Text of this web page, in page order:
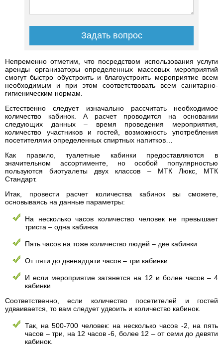
Непременно отметим, что посредством использования услуги
аренды организаторы определенных массовых мероприятий
смогут быстро обустроить и благоустроить мероприятие всем
необходимым и при этом соответствовать всем санитарно-
гигиеническим нормам.
Естественно следует изначально рассчитать необходимое
количество кабинок. А расчет проводится на основании
следующих данных – время проведения мероприятия,
количество участников и гостей, возможность употребления
посетителями определенных спиртных напитков…
Как правило, туалетные кабинки предоставляются в
значительном ассортименте, но особой популярностью
пользуются биотуалеты двух классов – МТК Люкс, МТК
Стандарт.
Итак, провести расчет количества кабинок вы сможете,
основываясь на данные параметры:
На несколько часов количество человек не превышает
триста – одна кабинка
Пять часов на тоже количество людей – две кабинки
От пяти до двенадцати часов – три кабинки
И если мероприятие затянется на 12 и более часов – 4
кабинки
Соответственно, если количество посетителей и гостей
удваивается, то вам следует удвоить и количество кабинок.
Так, на 500-700 человек: на несколько часов -2, на пять
часов – три, на 12 часов -6, более 12 – от семи до девяти
кабинок.